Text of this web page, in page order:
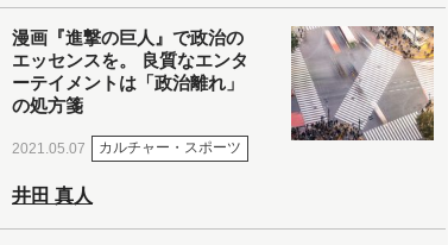
漫画『進撃の巨人』で政治の
エッセンスを。 良質なエンタ
ーテイメントは「政治離れ」
の処方箋
2021.05.07 カルチャー・スポーツ
井田 真人